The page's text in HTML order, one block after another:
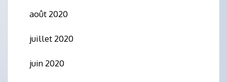
août 2020
juillet 2020
juin 2020